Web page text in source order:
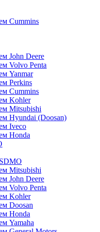
Cummins
John Deere
Volvo Penta
Yanmar
Perkins
Cummins
Kohler
Mitsubishi
Hyundai (Doosan)
Iveco
Honda
Mitsubishi
John Deere
Volvo Penta
Kohler
Doosan
Honda
Yamaha